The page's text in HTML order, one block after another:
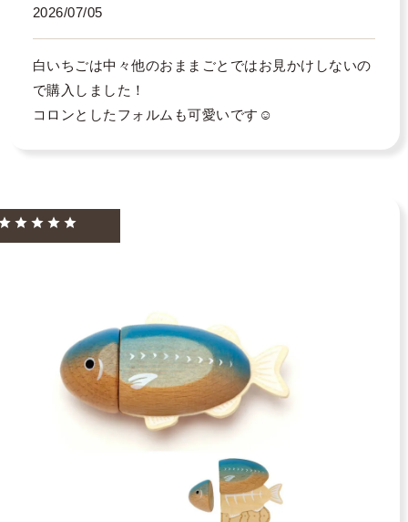
2026/07/05
白いちごは中々他のおままごとではお見かけしないの
で購入しました！